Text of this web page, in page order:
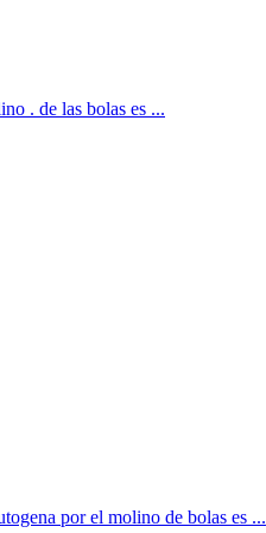
. de las bolas es ...
por el molino de bolas es ...